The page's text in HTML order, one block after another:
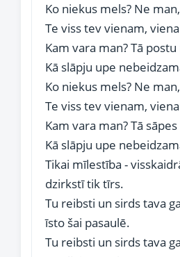
Ko niekus mels? Ne
Te viss tev vienam,
Kam vara man? Tā postu
Kā slāpju upe
Ko niekus mels? Ne
Te viss tev vienam,
Kam vara man? Tā sāpes
Kā slāpju upe
Tikai mīlestība -
dzirkstī tik tīrs.
Tu reibsti un sirds tava
īsto šai pasaulē.
Tu reibsti un sirds tava